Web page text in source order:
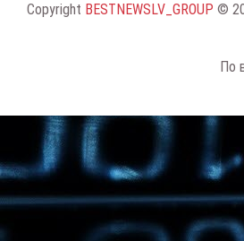
Copyright BESTNEWSLV_GROUP ©
По